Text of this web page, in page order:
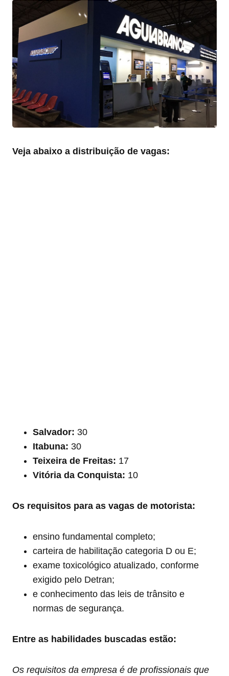
Veja abaixo a distribuição de vagas:
Salvador: 30
Itabuna: 30
Teixeira de Freitas: 17
Vitória da Conquista: 10
Os requisitos para as vagas de motorista:
ensino fundamental completo;
carteira de habilitação categoria D ou E;
exame toxicológico atualizado, conforme
exigido pelo Detran;
e conhecimento das leis de trânsito e
normas de segurança.
Entre as habilidades buscadas estão:
Os requisitos da empresa é de profissionais que